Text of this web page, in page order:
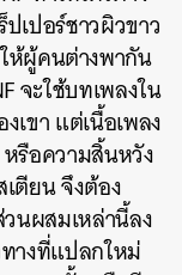
เปอร์ชาวผิวขาว
ห้ผู้คนต่างพากัน
จะใช้บทเพลงใน
เขา แต่เนื้อเพลง
รือความสิ้นหวัง
เตียน จึงต้อง
วนผสมเหล่านี้ลง
างที่แปลกใหม่